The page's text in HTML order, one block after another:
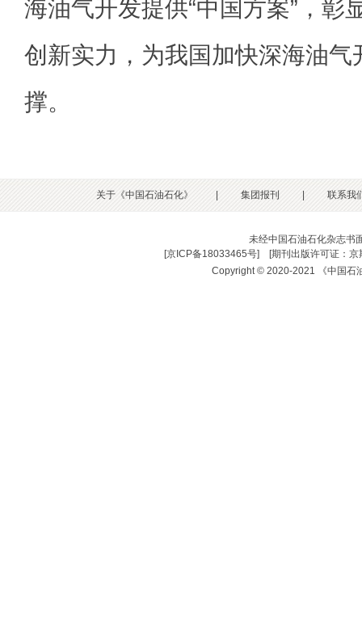
海油气开发提供“中国方案”，彰
创新实力，为我国加快深海油气
撑。
关于《中国石油石化》 | 集团报刊 | 联系我
未经中国石油石化杂志书
[京ICP备18033465号] [期刊出版许可证：
Copyright © 2020-2021 《中国石